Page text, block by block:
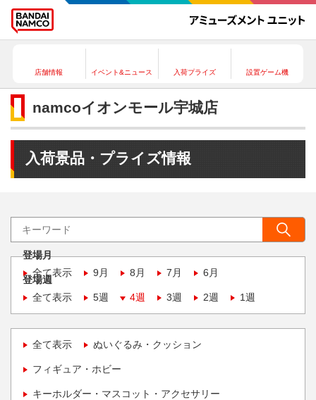
店舗情報 イベント&ニュース 入荷プライズ 設置ゲーム機
namcoイオンモール宇城店
入荷景品・プライズ情報
登場月
全て表示
9月 8月 7月 6月
登場週
全て表示
5週 4週 3週 2週 1週
全て表示 ぬいぐるみ・クッション
フィギュア・ホビー
キーホルダー・マスコット・アクセサリー